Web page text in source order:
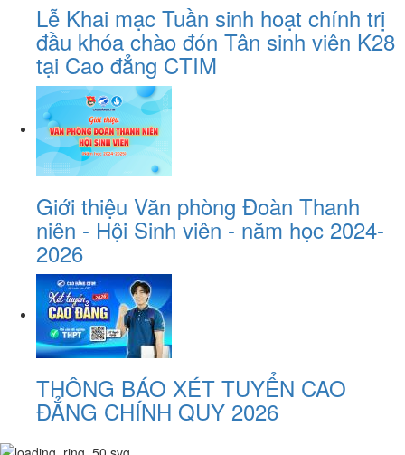
Lễ Khai mạc Tuần sinh hoạt chính trị
đầu khóa chào đón Tân sinh viên K28
tại Cao đẳng CTIM
Giới thiệu Văn phòng Đoàn Thanh
niên - Hội Sinh viên - năm học 2024-
2026
THÔNG BÁO XÉT TUYỂN CAO
ĐẲNG CHÍNH QUY 2026